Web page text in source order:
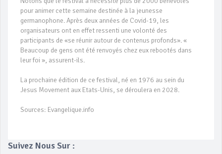
pour animer cette semaine destinée à la jeunesse
germanophone. Après deux années de Covid-19, les
organisateurs ont en effet ressenti une volonté des
participants de «se réunir autour de contenus profonds». «
Beaucoup de gens ont été renvoyés chez eux rebootés dans
leur foi », assurent-ils.
La prochaine édition de ce festival, né en 1976 au sein du
Jesus Movement aux Etats-Unis, se déroulera en 2028.
Sources: Evangelique.info
Suivez Nous Sur :